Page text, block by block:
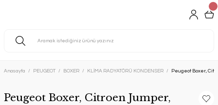
Anasayfa PEUGEOT BOXER KLİMA RADYATÖRÜ KONDENSER Peugeot Boxer,
Peugeot Boxer, Citroen Jumper,